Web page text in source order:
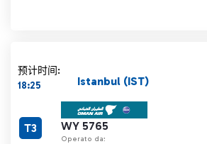
预计时间:
18:25
WY 5765
Operato da:
Istanbul (IST)
T3